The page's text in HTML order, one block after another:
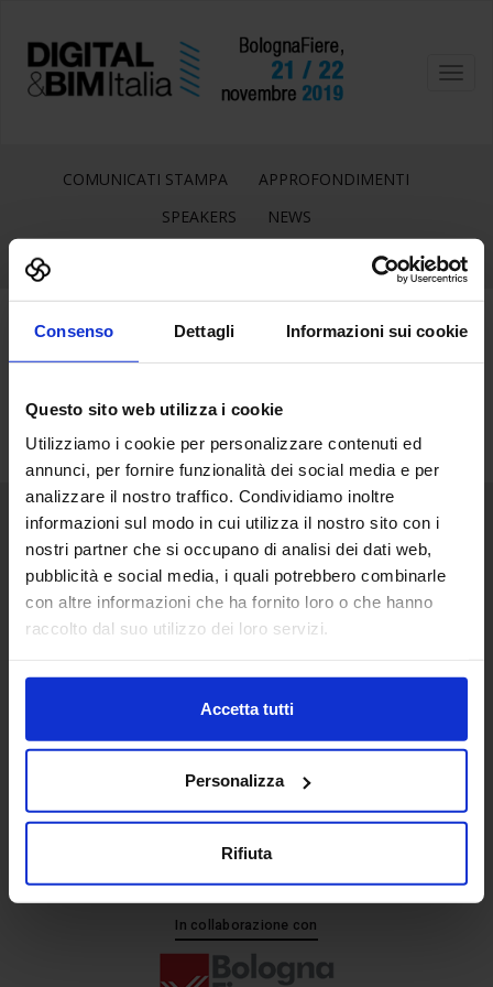
Consenso Dettagli Informazioni sui cookie
Questo sito web utilizza i cookie
Utilizziamo i cookie per personalizzare contenuti ed
annunci, per fornire funzionalità dei social media e per
analizzare il nostro traffico. Condividiamo inoltre
informazioni sul modo in cui utilizza il nostro sito con i
nostri partner che si occupano di analisi dei dati web,
pubblicità e social media, i quali potrebbero combinarle
con altre informazioni che ha fornito loro o che hanno
raccolto dal suo utilizzo dei loro servizi.
Accetta tutti
Personalizza
Rifiuta
COMUNICATI STAMPA
APPROFONDIMENTI
SPEAKERS
NEWS
Senaf srl
+ 39 051.325511
+ 39 02.332039460
In collaborazione con